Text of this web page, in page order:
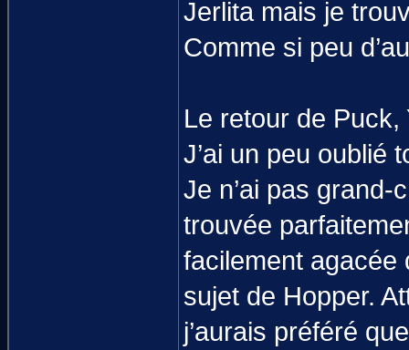
Jerlita mais je
Comme si peu
Le retour de Puck,
J’ai un peu oublié
Je n’ai pas grand-
trouvée
facilement agacée
sujet de Hopper.
j’aurais préféré